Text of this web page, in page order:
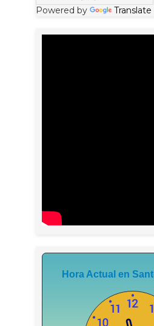
Powered by Translate
Hora Actual en